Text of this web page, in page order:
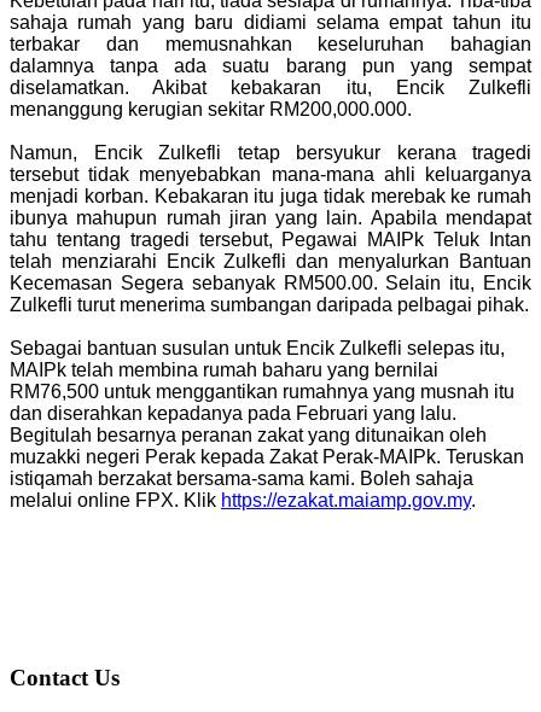
sahaja rumah yang baru didiami selama empat tahun itu
terbakar dan memusnahkan keseluruhan bahagian
dalamnya tanpa ada suatu barang pun yang sempat
diselamatkan. Akibat kebakaran itu, Encik Zulkefli
menanggung kerugian sekitar RM200,000.000.
Namun, Encik Zulkefli tetap bersyukur kerana tragedi
tersebut tidak menyebabkan mana-mana ahli keluarganya
menjadi korban. Kebakaran itu juga tidak merebak ke rumah
ibunya mahupun rumah jiran yang lain. Apabila mendapat
tahu tentang tragedi tersebut, Pegawai MAIPk Teluk Intan
telah menziarahi Encik Zulkefli dan menyalurkan Bantuan
Kecemasan Segera sebanyak RM500.00. Selain itu, Encik
Zulkefli turut menerima sumbangan daripada pelbagai pihak.
Sebagai bantuan susulan untuk Encik Zulkefli selepas itu,
MAIPk telah membina rumah baharu yang bernilai
RM76,500 untuk menggantikan rumahnya yang musnah itu
dan diserahkan kepadanya pada Februari yang lalu.
Begitulah besarnya peranan zakat yang ditunaikan oleh
muzakki negeri Perak kepada Zakat Perak-MAIPk. Teruskan
istiqamah berzakat bersama-sama kami. Boleh sahaja
melalui online FPX. Klik https://ezakat.maiamp.gov.my.
Contact Us